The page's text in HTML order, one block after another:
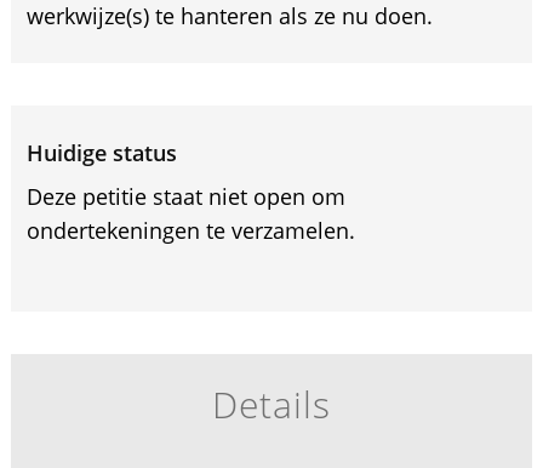
werkwijze(s) te hanteren als ze nu doen.
Huidige status
Deze petitie staat niet open om
ondertekeningen te verzamelen.
Details